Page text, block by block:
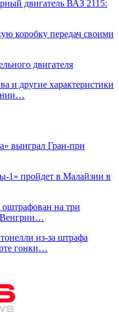
двигатель ВАЗ 2115:
коробку передач своими
двигателя
и другие характеристики
выиграл Гран‑при
пройдет в Малайзии в
на три
Венгрии…
из‑за штрафа
гонки…